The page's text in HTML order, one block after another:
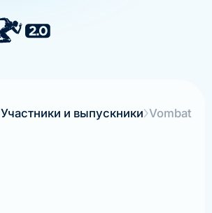
Участники и выпускники Vombat